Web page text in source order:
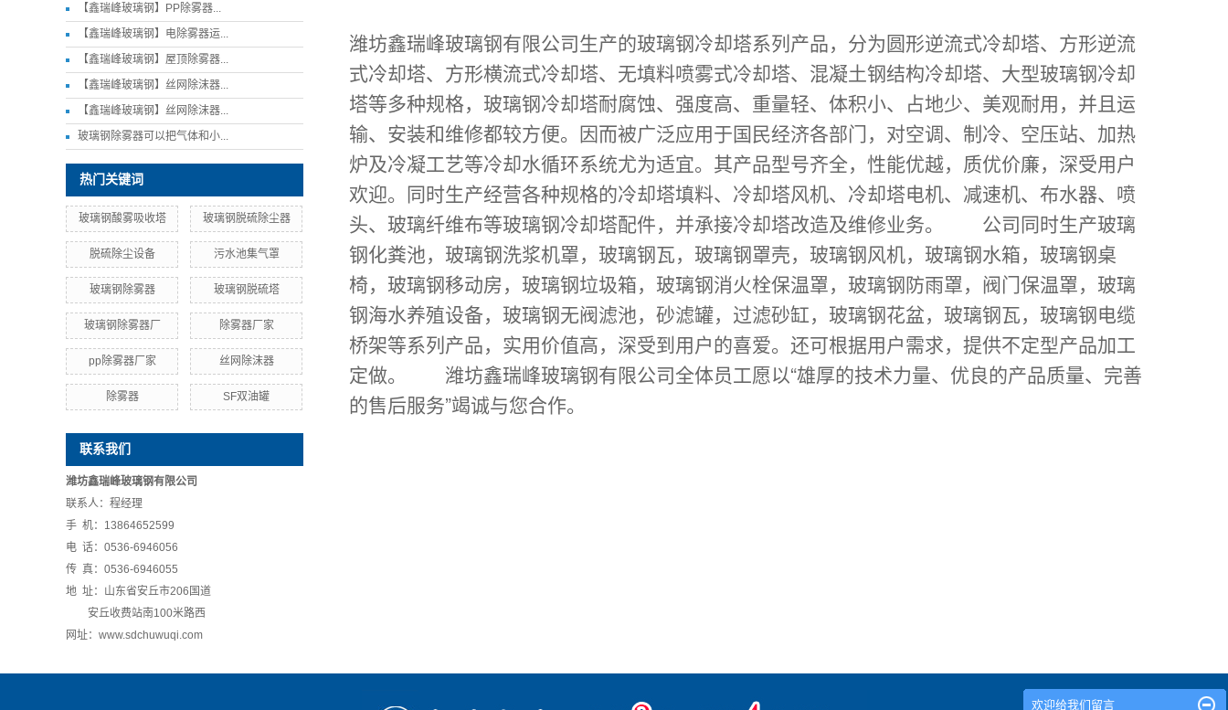
【鑫瑞峰玻璃钢】PP除雾器...
【鑫瑞峰玻璃钢】电除雾器运...
【鑫瑞峰玻璃钢】屋顶除雾器...
【鑫瑞峰玻璃钢】丝网除沫器...
【鑫瑞峰玻璃钢】丝网除沫器...
玻璃钢除雾器可以把气体和小...
热门关键词
玻璃钢酸雾吸收塔 玻璃钢脱硫除尘器
脱硫除尘设备 污水池集气罩
玻璃钢除雾器 玻璃钢脱硫塔
玻璃钢除雾器厂 除雾器厂家
pp除雾器厂家 丝网除沫器
除雾器 SF双油罐
联系我们
潍坊鑫瑞峰玻璃钢有限公司
联系人：程经理
手 机：13864652599
电 话：0536-6946056
传 真：0536-6946055
地 址：山东省安丘市206国道
安丘收费站南100米路西
网址：www.sdchuwuqi.com
潍坊鑫瑞峰玻璃钢有限公司生产的玻璃钢冷却塔系列产品，分为圆形逆流式冷却塔、方形逆流
式冷却塔、方形横流式冷却塔、无填料喷雾式冷却塔、混凝土钢结构冷却塔、大型玻璃钢冷却
塔等多种规格，玻璃钢冷却塔耐腐蚀、强度高、重量轻、体积小、占地少、美观耐用，并且运
输、安装和维修都较方便。因而被广泛应用于国民经济各部门，对空调、制冷、空压站、加热
炉及冷凝工艺等冷却水循环系统尤为适宜。其产品型号齐全，性能优越，质优价廉，深受用户
欢迎。同时生产经营各种规格的冷却塔填料、冷却塔风机、冷却塔电机、减速机、布水器、喷
头、玻璃纤维布等玻璃钢冷却塔配件，并承接冷却塔改造及维修业务。 公司同时生产玻璃
钢化粪池，玻璃钢洗浆机罩，玻璃钢瓦，玻璃钢罩壳，玻璃钢风机，玻璃钢水箱，玻璃钢桌
椅，玻璃钢移动房，玻璃钢垃圾箱，玻璃钢消火栓保温罩，玻璃钢防雨罩，阀门保温罩，玻璃
钢海水养殖设备，玻璃钢无阀滤池，砂滤罐，过滤砂缸，玻璃钢花盆，玻璃钢瓦，玻璃钢电缆
桥架等系列产品，实用价值高，深受到用户的喜爱。还可根据用户需求，提供不定型产品加工
定做。 潍坊鑫瑞峰玻璃钢有限公司全体员工愿以“雄厚的技术力量、优良的产品质量、完善
的售后服务”竭诚与您合作。
欢迎给我们留言